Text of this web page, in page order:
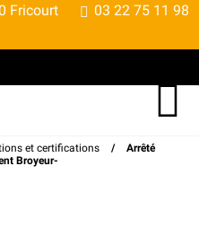
Fricourt
03 22 75 11 98
et certifications /
Arrêté
Broyeur-